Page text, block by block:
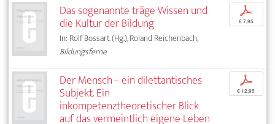
Das sogenannte träge Wissen und
die Kultur der Bildung
In: Rolf Bossart (Hg.), Roland Reichenbach,
Bildungsferne
p
€ 7,95
Der Mensch – ein dilettantisches
Subjekt. Ein
inkompetenztheoretischer Blick
auf das vermeintlich eigene Leben
p
€ 12,95